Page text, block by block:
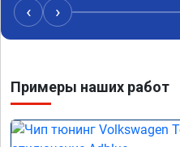
‹ ›
Примеры наших работ